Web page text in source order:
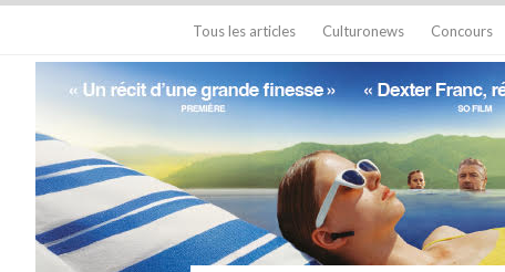
Tous les articles Culturonews Concours